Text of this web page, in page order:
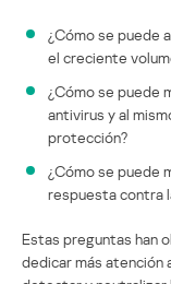
¿Cómo se puede
el creciente
¿Cómo se puede
antivirus y al
protección?
¿Cómo se puede
respuesta contra
Estas preguntas han
dedicar más